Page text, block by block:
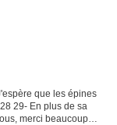
que les épines
29- En plus de sa
merci beaucoup